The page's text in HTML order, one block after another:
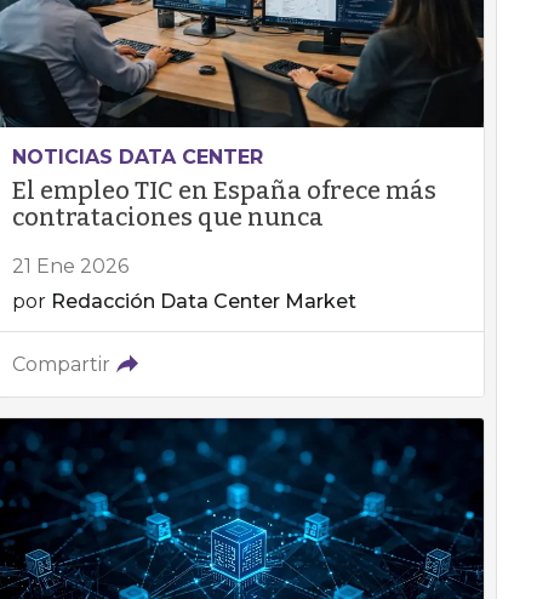
NOTICIAS DATA CENTER
El empleo TIC en España ofrece más
contrataciones que nunca
21 Ene 2026
por Redacción Data Center Market
Compartir